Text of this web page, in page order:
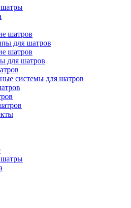
шатры
шатров
для шатров
шатров
для шатров
системы для шатров
шатры